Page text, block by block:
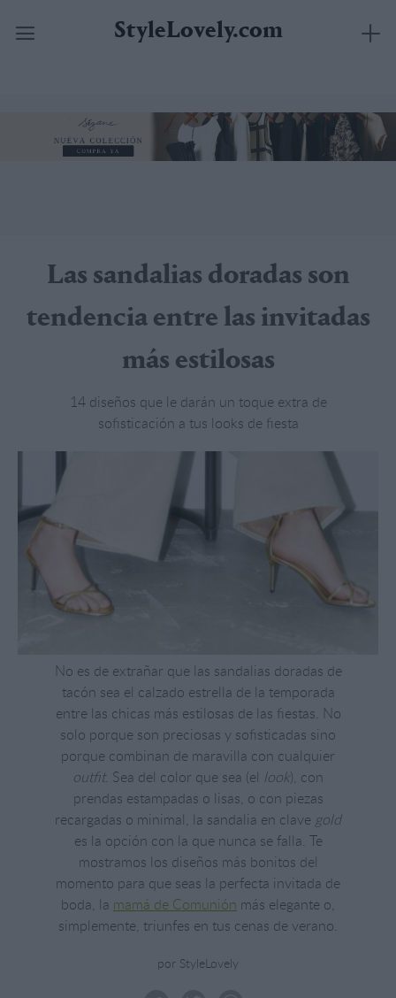
contenido
StyleLovely.com
Las sandalias doradas son
tendencia entre las invitadas
más estilosas
14 diseños que le darán un toque extra de
sofisticación a tus looks de fiesta
No es de extrañar que las sandalias doradas de
tacón sea el calzado estrella de la temporada
entre las chicas más estilosas de las fiestas. No
solo porque son preciosas y sofisticadas sino
porque combinan de maravilla con cualquier
outfit. Sea del color que sea (el look), con
prendas estampadas o lisas, o con piezas
recargadas o minimal, la sandalia en clave gold
es la opción con la que nunca se falla. Te
mostramos los diseños más bonitos del
momento para que seas la perfecta invitada de
boda, la mamá de Comunión más elegante o,
simplemente, triunfes en tus cenas de verano.
por StyleLovely